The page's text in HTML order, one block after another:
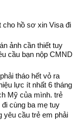
cho hồ sơ xin Visa đi
ảnh cần thiết tuy
cầu bạn nộp CMND
tháo hết vỏ ra
lực ít nhất 6 tháng
Mỹ của mình. trẻ
cùng ba mẹ tuy
yêu cầu trẻ em phải